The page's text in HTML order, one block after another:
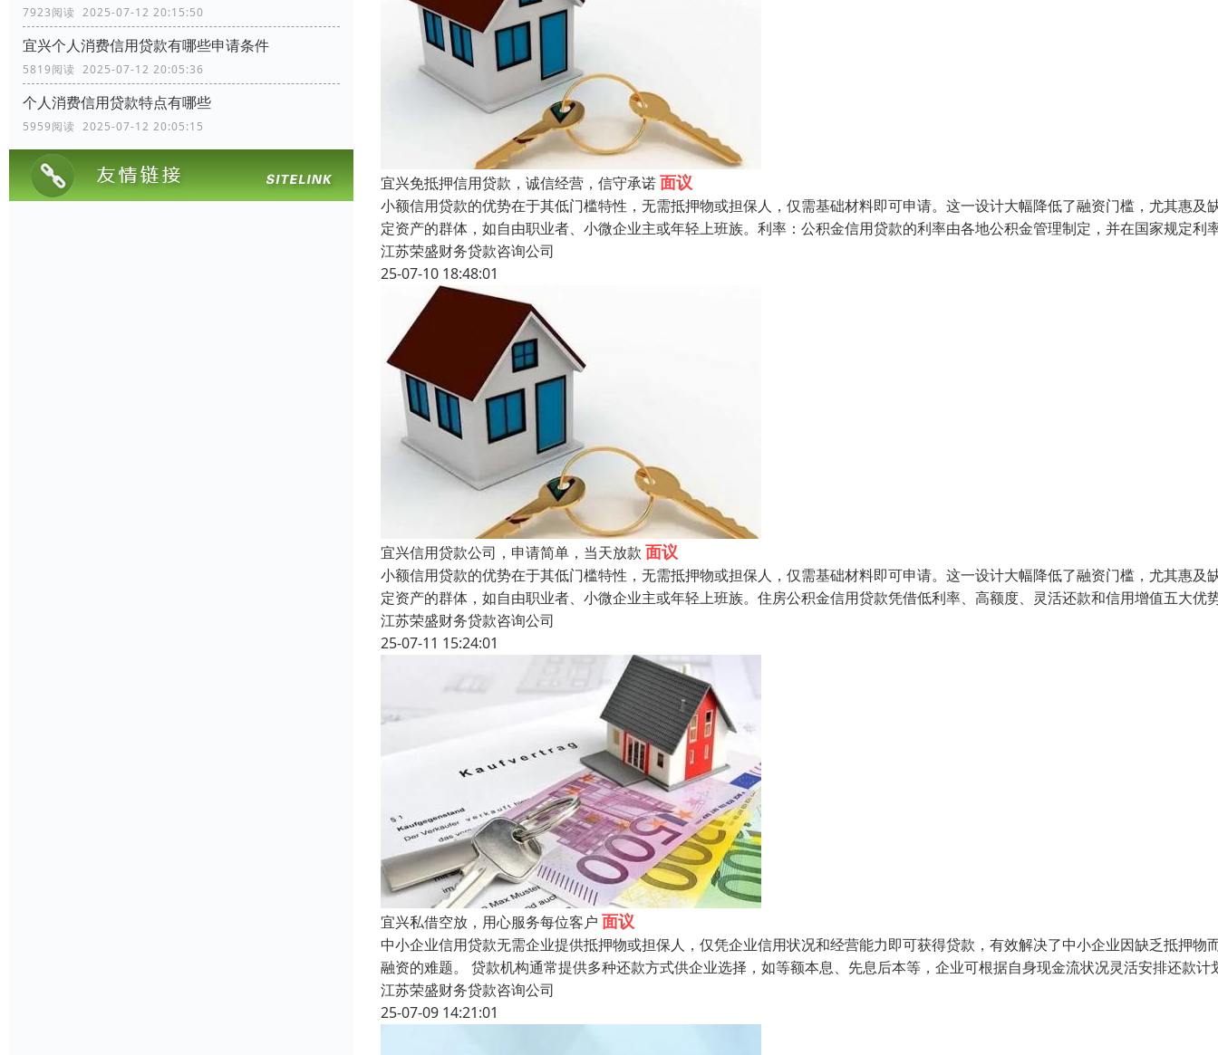
7923阅读 2025-07-12 20:15:50
宜兴个人消费信用贷款有哪些申请条件
5819阅读 2025-07-12 20:05:36
个人消费信用贷款特点有哪些
5959阅读 2025-07-12 20:05:15
宜兴免抵押信用贷款，诚信经营，信守承诺面议
小额信用贷款的优势在于其低门槛特性，无需抵押物或担保人，仅需基础材料即可申请。这一设计大幅降低了融资门槛，尤其惠及
定资产的群体，如自由职业者、小微企业主或年轻上班族。利率：公积金信用贷款的利率由各地公积金管理制定，并在国家规定利
江苏荣盛财务贷款咨询公司
25-07-10 18:48:01
宜兴信用贷款公司，申请简单，当天放款 面议
小额信用贷款的优势在于其低门槛特性，无需抵押物或担保人，仅需基础材料即可申请。这一设计大幅降低了融资门槛，尤其惠及
定资产的群体，如自由职业者、小微企业主或年轻上班族。住房公积金信用贷款凭借低利率、高额度、灵活还款和信用增值五大优
江苏荣盛财务贷款咨询公司
25-07-11 15:24:01
宜兴私借空放，用心服务每位客户 面议
中小企业信用贷款无需企业提供抵押物或担保人，仅凭企业信用状况和经营能力即可获得贷款，有效解决了中小企业因缺乏抵押物
融资的难题。 贷款机构通常提供多种还款方式供企业选择，如等额本息、先息后本等，企业可根据自身现金流状况灵活安排还款计
江苏荣盛财务贷款咨询公司
25-07-09 14:21:01